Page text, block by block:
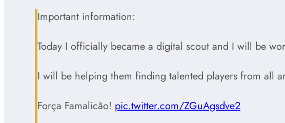
Important information:
Today I officially became a digital scout and I will be
I will be helping them finding talented players from all
Força Famalicão! pic.twitter.com/ZGuAgsdve2